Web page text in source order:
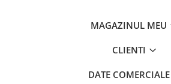
MAGAZINUL MEU
CLIENTI
DATE COMERCIALE